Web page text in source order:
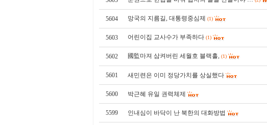
5604 망국의 지름길, 대통령중심제 (1)
5603 어린이집 교사수가 부족하다 (1)
5602 國監마져 삼켜버린 세월호 블랙홀, (1)
5601 새민련은 이미 정당가치를 상실했다
5600 박근혜 유일 권력체제
5599 인내심이 바닥이 난 북한의 대화방법